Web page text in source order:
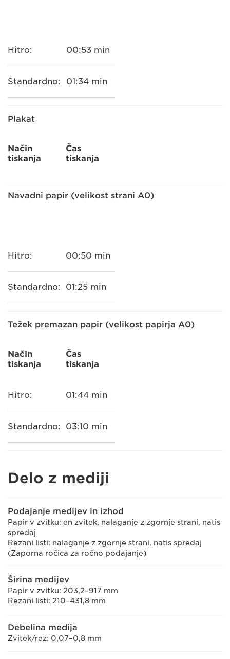
Hitro: 00:53 min
Standardno: 01:34 min
Plakat
Način
tiskanja
Čas
tiskanja
Navadni papir (velikost strani A0)
Hitro: 00:50 min
Standardno: 01:25 min
Težek premazan papir (velikost papirja A0)
Način
tiskanja
Čas
tiskanja
Hitro: 01:44 min
Standardno: 03:10 min
Delo z mediji
Podajanje medijev in izhod
Papir v zvitku: en zvitek, nalaganje z zgornje strani, natis
spredaj
Rezani listi: nalaganje z zgornje strani, natis spredaj
(Zaporna ročica za ročno podajanje)
Širina medijev
Papir v zvitku: 203,2–917 mm
Rezani listi: 210–431,8 mm
Debelina medija
Zvitek/rez: 0,07–0,8 mm